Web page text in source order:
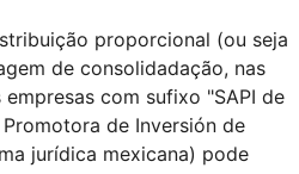
proporcional (ou seja
de consolidadação, nas
com sufixo "SAPI de
de Inversión de
jurídica mexicana) pode